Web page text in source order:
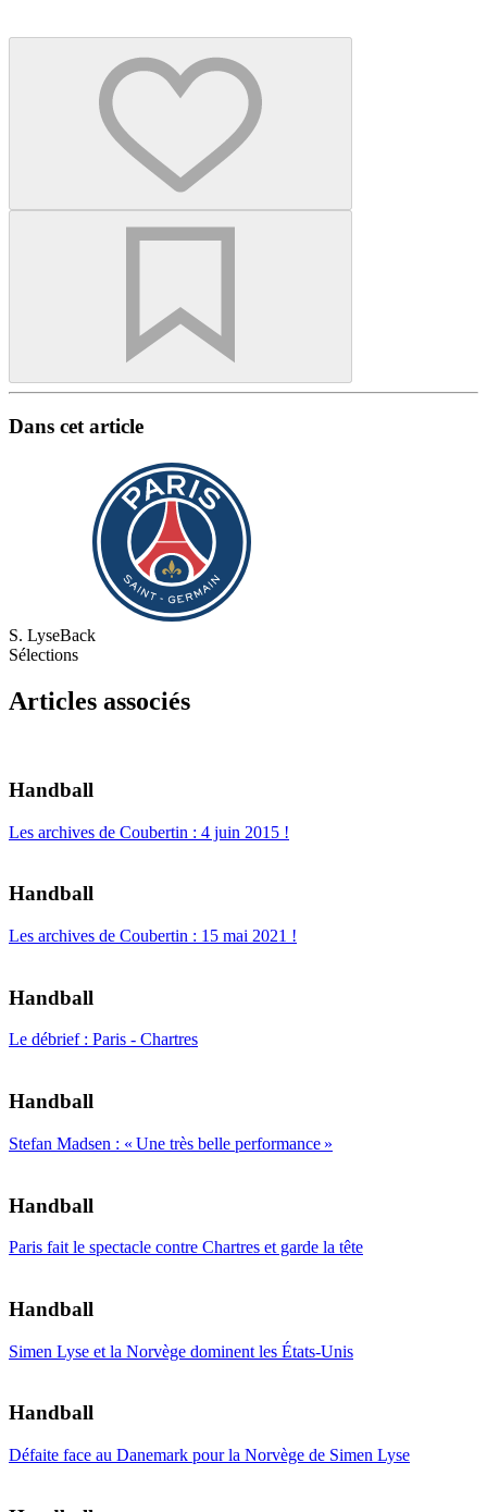
Dans cet article
S. LyseBack
Sélections
Articles associés
Handball
Les archives de Coubertin : 4 juin 2015 !
Handball
Les archives de Coubertin : 15 mai 2021 !
Handball
Le débrief : Paris - Chartres
Handball
Stefan Madsen : « Une très belle performance »
Handball
Paris fait le spectacle contre Chartres et garde la tête
Handball
Simen Lyse et la Norvège dominent les États-Unis
Handball
Défaite face au Danemark pour la Norvège de Simen Lyse